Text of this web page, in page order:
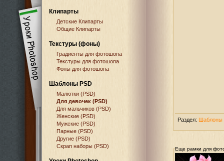
Клипарты
Детские Клипарты
Общие Клипарты
Текстуры (фоны)
Градиенты для фотошопа
Текстуры для фотошопа
Фоны для фотошопа
Шаблоны PSD
Малютки (PSD)
Для девочек (PSD)
Для мальчиков (PSD)
Женские (PSD)
Мужские (PSD)
Парные (PSD)
Другие (PSD)
Скрап наборы (PSD)
Раздел: Шаблоны
Еще рамки для